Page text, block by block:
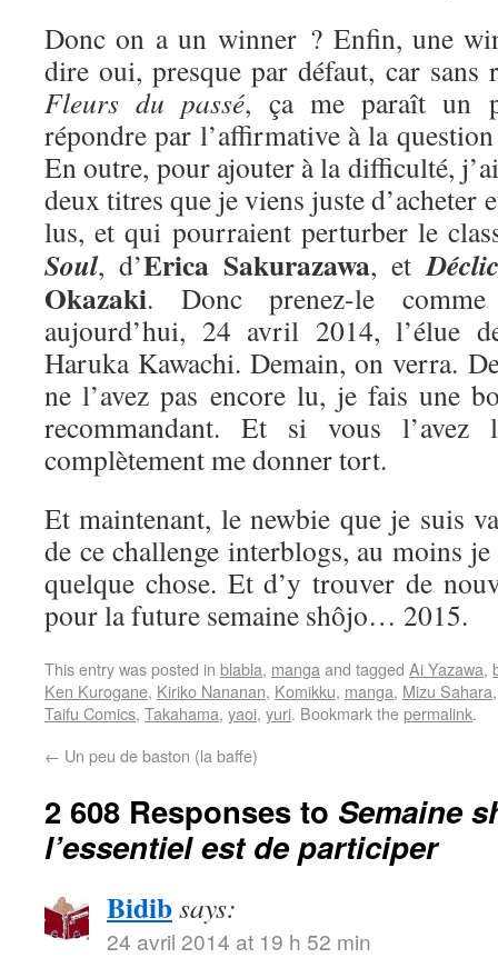
Donc on a un winner ? Enfin, une
dire oui, presque par défaut, car sans
Fleurs du passé, ça me paraît un
répondre par l’affirmative à la
En outre, pour ajouter à la difficulté,
deux titres que je viens juste d’acheter
lus, et qui pourraient perturber le
Soul, d’Erica Sakurazawa, et
Okazaki. Donc prenez-le
aujourd’hui, 24 avril 2014, l’élue
Haruka Kawachi. Demain, on verra.
ne l’avez pas encore lu, je fais une
recommandant. Et si vous l’avez
complètement me donner tort.
Et maintenant, le newbie que je suis
de ce challenge interblogs, au moins
quelque chose. Et d’y trouver de
pour la future semaine shôjo… 2015.
This entry was posted in blabla, mangaand tagged Ai Yazawa,
Ken Kurogane, Kiriko Nananan, Komikku, manga, Mizu Sahara
Taifu Comics, Takahama, yaoi, yuri. Bookmark thepermalink.
← Un peu de baston (la baffe)
2 608 Responses to Semaine
l’essentiel est de participer
Bidibsays:
24 avril 2014 at 19 h 52 min